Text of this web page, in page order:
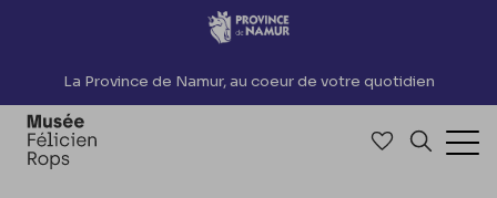
Accèder directement au contenu
La Province de Namur, au coeur de votre quotidien
Accéder à